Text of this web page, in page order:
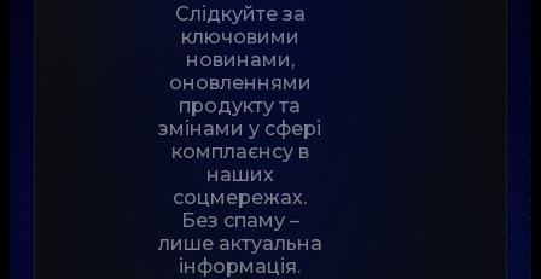
Слідкуйте за
ключовими
новинами,
оновленнями
продукту та
змінами у сфері
комплаєнсу в
наших
соцмережах.
Без спаму –
лише актуальна
інформація.